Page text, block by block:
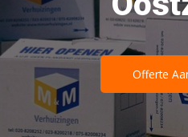
Offerte